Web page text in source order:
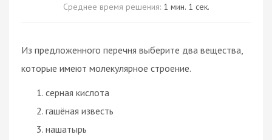
Среднее время решения: 1 мин. 1 сек.
Из предложенного перечня выберите два вещества,
которые имеют молекулярное строение.
серная кислота
гашёная известь
нашатырь